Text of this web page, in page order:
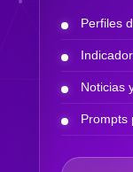
Perfiles
Noticias
Prompts